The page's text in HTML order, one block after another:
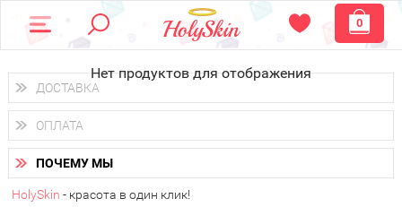
0
Нет продуктов для отображения
ДОСТАВКА
Доставка осуществляетсяпо всем городам России.
Вы можете выбрать доставку курьером, Почтой России или
получить заказ в пунктах выдачи PickPoint или пункте
самовывоза.
В 20 городах России доставка осуществляется ужена
следующий день.
ОПЛАТА
Вы можете оплатить свой заказ любым удобным способом:
наличными деньгами (
через интернет-банк (Альфа-банк, Сбербанк) и другими
электронными способами.
ПОЧЕМУ МЫ
HolySkin - красота в один клик!